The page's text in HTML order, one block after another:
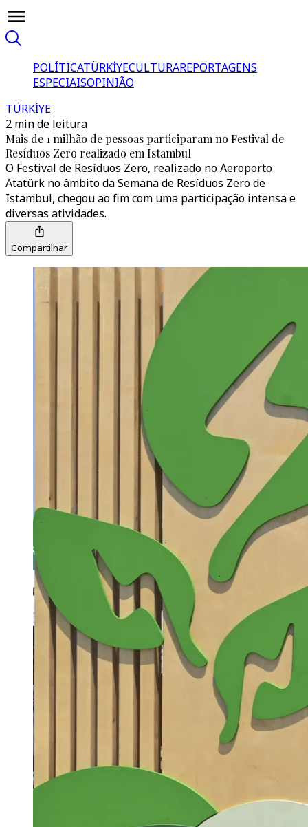
POLÍTICATÜRKİYECULTURAREPORTAGENS
ESPECIAISOPINIÃO
TÜRKİYE
2 min de leitura
Mais de 1 milhão de pessoas participaram no Festival de
Resíduos Zero realizado em Istambul
O Festival de Resíduos Zero, realizado no Aeroporto
Atatürk no âmbito da Semana de Resíduos Zero de
Istambul, chegou ao fim com uma participação intensa e
diversas atividades.
Compartilhar